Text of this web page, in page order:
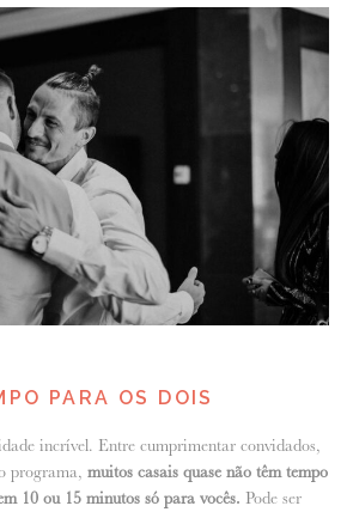
PARA OS DOIS
incrível. Entre cumprimentar convidados,
programa, muitos casais quase não têm tempo
10 ou 15 minutos só para vocês. Pode ser